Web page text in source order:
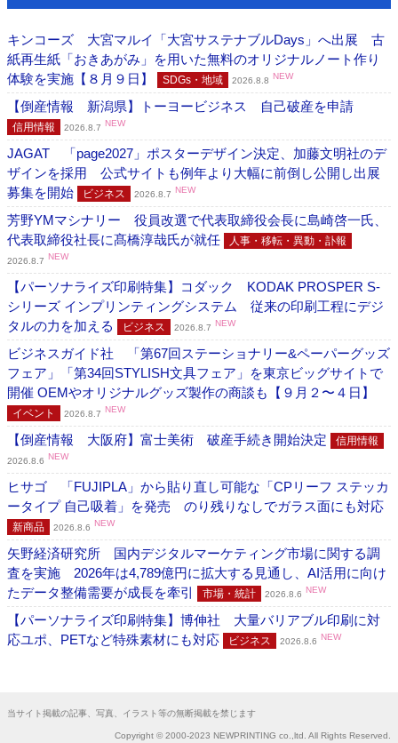
キンコーズ 大宮マルイ「大宮サステナブルDays」へ出展 古
紙再生紙「おきあがみ」を用いた無料のオリジナルノート作り
体験を実施【８月９日】
SDGs・地域 2026.8.8 NEW
【倒産情報 新潟県】トーヨービジネス 自己破産を申請
信用情報 2026.8.7 NEW
JAGAT 「page2027」ポスターデザイン決定、加藤文明社のデ
ザインを採用 公式サイトも例年より大幅に前倒し公開し出展
募集を開始
ビジネス 2026.8.7 NEW
芳野YMマシナリー 役員改選で代表取締役会長に島崎啓一氏、
代表取締役社長に髙橋淳哉氏が就任
人事・移転・異動・訃報
2026.8.7 NEW
【パーソナライズ印刷特集】コダック KODAK PROSPER S-
シリーズ インプリンティングシステム 従来の印刷工程にデジ
タルの力を加える
ビジネス 2026.8.7 NEW
ビジネスガイド社 「第67回ステーショナリー&ペーパーグッズ
フェア」「第34回STYLISH文具フェア」を東京ビッグサイトで
開催 OEMやオリジナルグッズ製作の商談も【９月２〜４日】
イベント 2026.8.7 NEW
【倒産情報 大阪府】富士美術 破産手続き開始決定 信用情報
2026.8.6 NEW
ヒサゴ 「FUJIPLA」から貼り直し可能な「CPリーフ ステッカ
ータイプ 自己吸着」を発売 のり残りなしでガラス面にも対応
新商品 2026.8.6 NEW
矢野経済研究所 国内デジタルマーケティング市場に関する調
査を実施 2026年は4,789億円に拡大する見通し、AI活用に向け
たデータ整備需要が成長を牽引
市場・統計 2026.8.6 NEW
【パーソナライズ印刷特集】博伸社 大量バリアブル印刷に対
応ユポ、PETなど特殊素材にも対応
ビジネス 2026.8.6 NEW
当サイト掲載の記事、写真、イラスト等の無断掲載を禁じます
Copyright © 2000-2023 NEWPRINTING co.,ltd. All Rights Reserved.